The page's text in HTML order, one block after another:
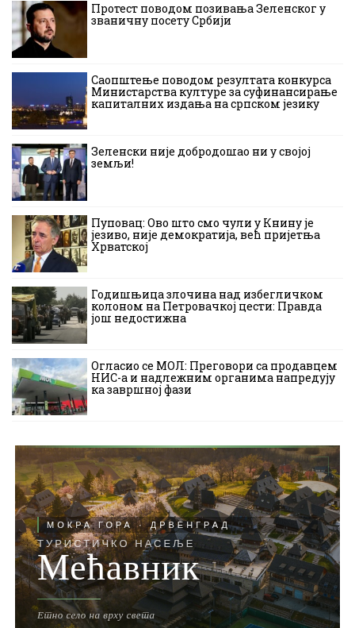
Протест поводом позивања Зеленског у
званичну посету Србији
Саопштење поводом резултата конкурса
Министарства културе за суфинансирање
капиталних издања на српском језику
Зеленски није добродошао ни у својој
земљи!
Пуповац: Ово што смо чули у Книну је
језиво, није демократија, већ пријетња
Хрватској
Годишњица злочина над избегличком
колоном на Петровачкој цести: Правда
још недостижна
Огласио се МОЛ: Преговори са продавцем
НИС-а и надлежним органима напредују
ка завршној фази